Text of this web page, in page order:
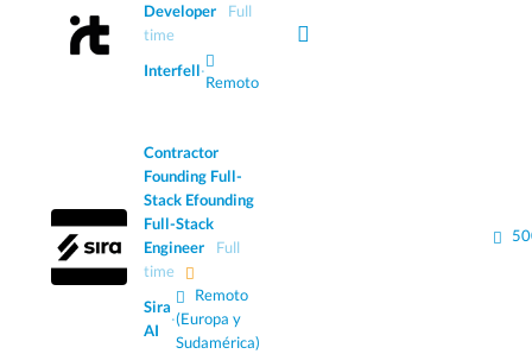
Developer
Full
time
Interfell·
Remoto
Contractor
Founding Full-
Stack Efounding
Full-Stack
Engineer
Full
time
Sira
AI
·
Remoto
(Europa y
Sudamérica)